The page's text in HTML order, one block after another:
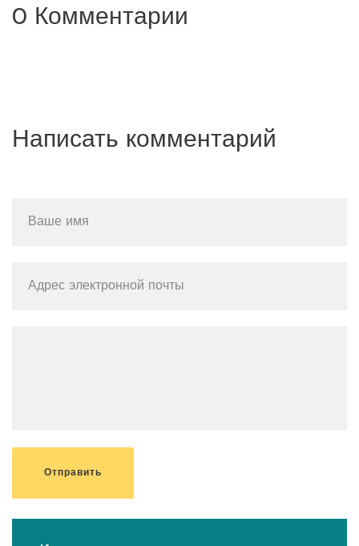
0 Комментарии
Написать комментарий
Отправить